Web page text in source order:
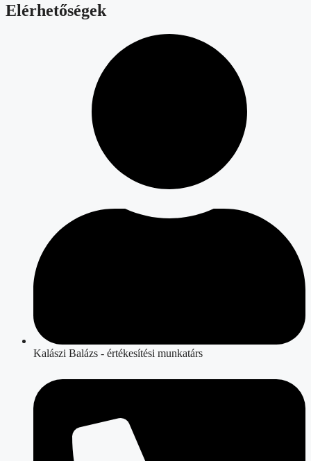
Elérhetőségek
Kalászi Balázs - értékesítési munkatárs